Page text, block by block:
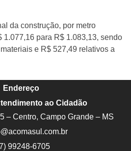
da construção, por metro
1.077,16 para R$ 1.083,13, sendo
e R$ 527,49 relativos a
Endereço
ao Cidadão
– Centro, Campo Grande – MS
99248-6705